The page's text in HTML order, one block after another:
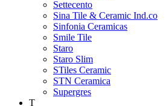
Settecento
Sina Tile & Ceramic Ind.co
Sinfonia Ceramicas
Smile Tile
Staro
Staro Slim
STiles Ceramic
STN Ceramica
Supergres
T